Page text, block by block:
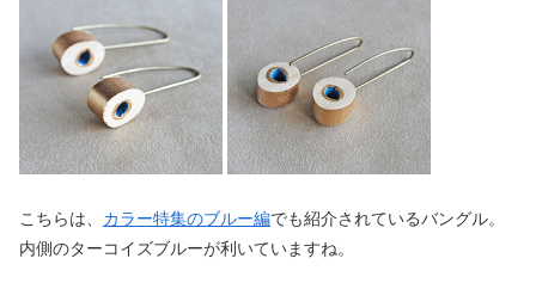
こちらは、 カラー特集のブルー編でも紹介されているバングル。
内側のターコイズブルーが利いていますね。